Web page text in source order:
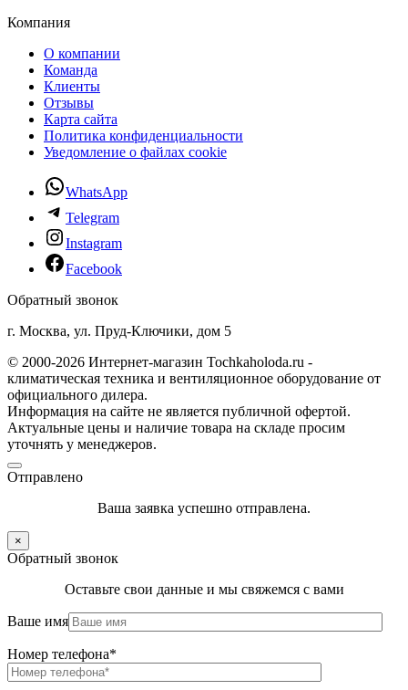
Компания
О компании
Команда
Клиенты
Отзывы
Карта сайта
Политика конфиденциальности
Уведомление о файлах cookie
WhatsApp
Telegram
Instagram
Facebook
Обратный звонок
г. Москва, ул. Пруд-Ключики, дом 5
© 2000-2026 Интернет-магазин Tochkaholoda.ru -
климатическая техника и вентиляционное оборудование от
официального дилера.
Информация на сайте не является публичной офертой.
Актуальные цены и наличие товара на складе просим
уточнять у менеджеров.
Отправлено
Ваша заявка успешно отправлена.
×
Обратный звонок
Оставьте свои данные и мы свяжемся с вами
Ваше имя
Номер телефона*